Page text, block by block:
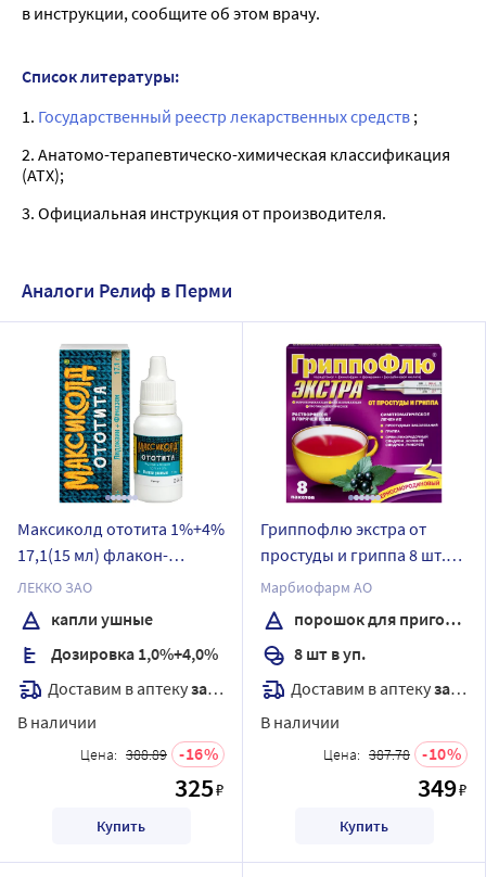
в инструкции, сообщите об этом врачу.
Список литературы:
1. Государственный реестр лекарственных средств ;
2. Анатомо-терапевтическо-химическая классификация
(ATX);
3. Официальная инструкция от производителя.
Аналоги Релиф в Перми
Максиколд ототита 1%+4%
17,1(15 мл) флакон-
капельница капли ушные
ЛЕККО ЗАО
капли ушные
Дозировка 1,0%+4,0%
Доставим в аптекузавтра
В наличии
Цена: 388.89 16
325₽
Купить
Гриппофлю экстра от
простуды и гриппа 8 шт.
пакет порошок для
приготовления раствора
для приема внутрь вкус
смородина 13,0
Марбиофарм АО
порошок для приготовления раствора
8 шт в уп.
Доставим в аптекузавтра
В наличии
Цена: 387.78 10
349₽
Купить